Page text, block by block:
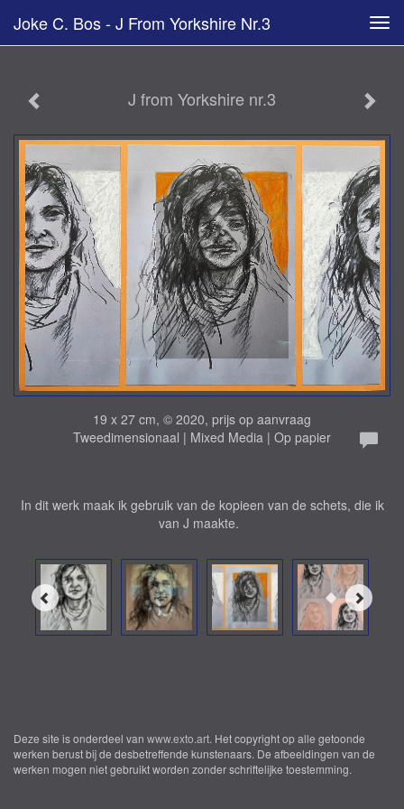
Joke C. Bos - J From Yorkshire Nr.3
J from Yorkshire nr.3
19 x 27 cm, © 2020, prijs op aanvraag
Tweedimensionaal | Mixed Media | Op papier
In dit werk maak ik gebruik van de kopieen van de schets, die ik
van J maakte.
Deze site is onderdeel van www.exto.art. Het copyright op alle getoonde
werken berust bij de desbetreffende kunstenaars. De afbeeldingen van de
werken mogen niet gebruikt worden zonder schriftelijke toestemming.